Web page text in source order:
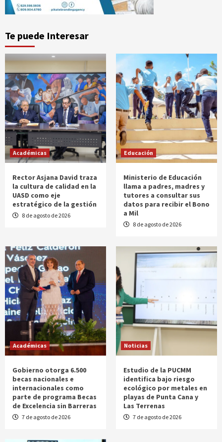
Te puede Interesar
Académicas
Rector Asjana David traza
la cultura de calidad en la
UASD como eje
estratégico de la gestión
8 de agosto de 2026
Educación
Ministerio de Educación
llama a padres, madres y
tutores a consultar sus
datos para recibir el Bono
a Mil
8 de agosto de 2026
Académicas
Gobierno otorga 6.500
becas nacionales e
internacionales como
parte de programa Becas
de Excelencia sin Barreras
7 de agosto de 2026
Noticias
Estudio de la PUCMM
identifica bajo riesgo
ecológico por metales en
playas de Punta Cana y
Las Terrenas
7 de agosto de 2026